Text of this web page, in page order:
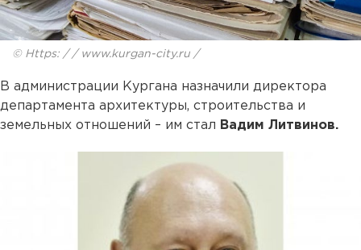
© Https: / / www.kurgan-city.ru /
В администрации Кургана назначили директора
департамента архитектуры, строительства и
земельных отношений – им стал Вадим Литвинов.